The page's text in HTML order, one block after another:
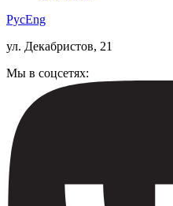
РусEng
ул. Декабристов, 21
Мы в соцсетях: